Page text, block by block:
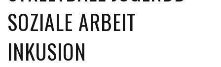
SOZIALE ARBEIT
INKUSION